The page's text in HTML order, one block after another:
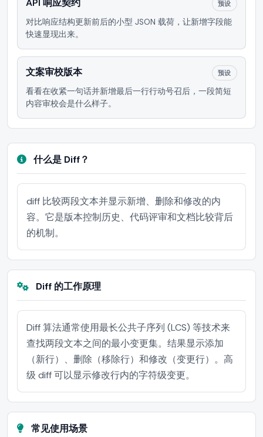
API 响应契约 预设
对比响应结构更新前后的小型 JSON 载荷，让新增字段能
快速显现出来。
文案审校版本 预设
看看在收紧一句话并新增最后一行行动号召后，一段简短
内容审校会是什么样子。
什么是 Diff？
diff 比较两段文本并显示新增、删除和修改的内
容。它是版本控制历史、代码评审和文档比较背后
的机制。
Diff 的工作原理
Diff 算法通常使用最长公共子序列 (LCS) 等技术来
查找两段文本之间的最小变更集。结果显示添加
（新行）、删除（移除行）和修改（变更行）。高
级 diff 可以显示修改行内的字符级变更。
常见使用场景